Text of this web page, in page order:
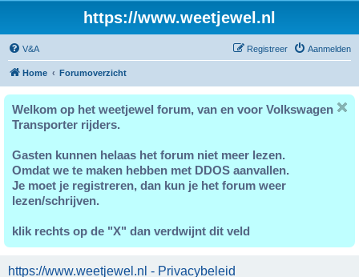
https://www.weetjewel.nl
V&A Aanmelden
Registreer
Home Forumoverzicht
Welkom op het weetjewel forum, van en voor Volkswagen
Transporter rijders.
Gasten kunnen helaas het forum niet meer lezen.
Omdat we te maken hebben met DDOS aanvallen.
Je moet je registreren, dan kun je het forum weer
lezen/schrijven.
klik rechts op de "X" dan verdwijnt dit veld
https://www.weetjewel.nl - Privacybeleid